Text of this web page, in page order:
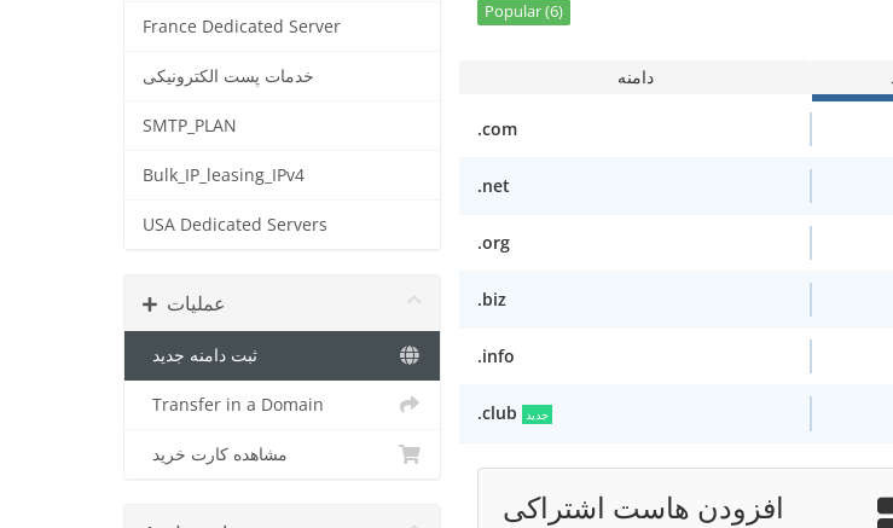
France Dedicated Server
خدمات پست الکترونیکی
SMTP_PLAN
Bulk_IP_leasing_IPv4
USA Dedicated Servers
عملیات
ثبت دامنه جدید
Transfer in a Domain
مشاهده کارت خرید
Popular (6)
دامنه
.com
.net
.org
.biz
.info
.club جدید
افزودن هاست اشتراکی